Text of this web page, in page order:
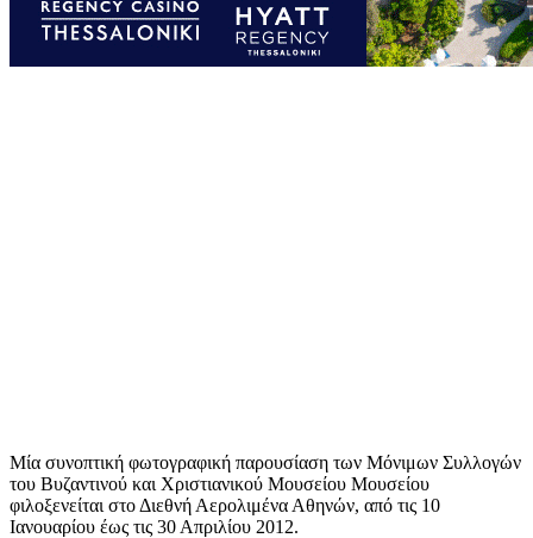
Μία συνοπτική φωτογραφική παρουσίαση των Μόνιμων Συλλογών
του Βυζαντινού και Χριστιανικού Μουσείου Μουσείου
φιλοξενείται στο Διεθνή Αερολιμένα Αθηνών, από τις 10
Ιανουαρίου έως τις 30 Απριλίου 2012.